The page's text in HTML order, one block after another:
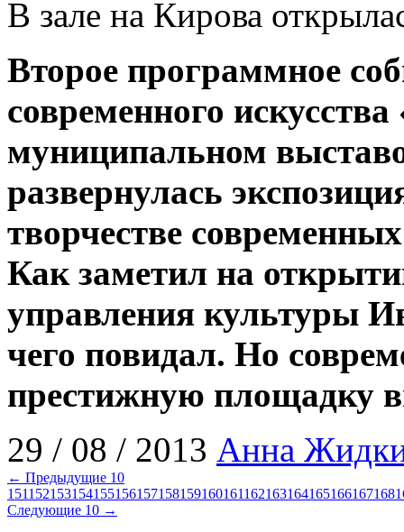
В зале на Кирова
Второе программное
современного
муниципальном
развернулась
творчестве
Как заметил на
управления культуры
чего повидал. Но
престижную площадку
29 / 08 / 2013 Анна
← Предыдущие 10
151152153154155156157158159160161162163164165166167168
Следующие 10 →